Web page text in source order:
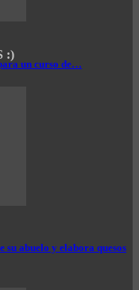
un curso de…
su abuelo y elabora quesos
:)